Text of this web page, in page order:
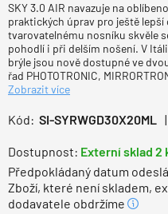
SKY 3.0 AIR navazuje na
praktických úprav pro ještě lepší
tvarovatelnému nosníku skvěle
pohodlí i při delším nošení. V
brýle jsou nově dostupné ve
řad PHOTOTRONIC,
Zobrazit více
Kód: SI-SYRWGD30X20ML
Dostupnost: Externí sklad 2
Předpokládaný datum
Zboží, které není skladem,
dodavatele obdržíme